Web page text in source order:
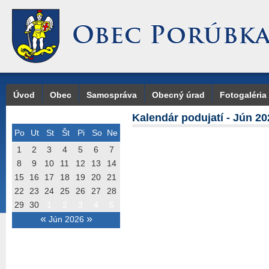
Úvod Obec Samospráva Obecný úrad Fotogaléria
Po Ut St Št Pi So Ne
« Jún 2026 »
1 2 3 4 5 6
7
8
9 10 11 12 13
14
15
16 17 18 19 20
21
22
23 24 25 26 27
28
29
30
Kalendár podujatí - Jún